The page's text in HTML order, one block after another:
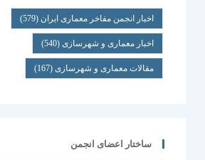
اخبار انجمن مفاخر معماری ایران (579)
اخبار معماری و شهرسازی(540)
مقالات معماری و شهرسازی(167)
ساختار اعضای انجمن